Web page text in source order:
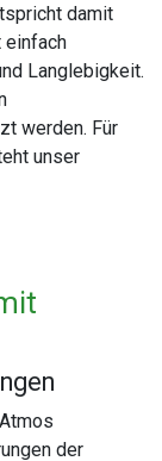
damit
einfach
Langlebigkeit.
werden. Für
unser
der